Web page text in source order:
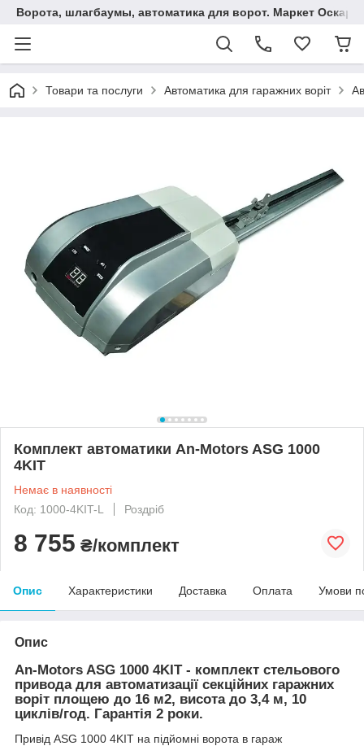
Ворота, шлагбаумы, автоматика для ворот. Маркет Оскар.
Товари та послуги Автоматика для гаражних воріт
Комплект автоматики An-Motors ASG 1000
4KIT
Немає в наявності
Код: 1000-4KIT-L
Роздріб
8 755 ₴/комплект
Опис Характеристики Доставка Оплата Умови
Опис
An-Motors ASG 1000 4KIT - комплект стельового
привода для автоматизації секційних гаражних
воріт площею до 16 м2, висота до 3,4 м, 10
циклів/год. Гарантія 2 роки.
Привід ASG 1000 4KIT на підйомні ворота в гараж